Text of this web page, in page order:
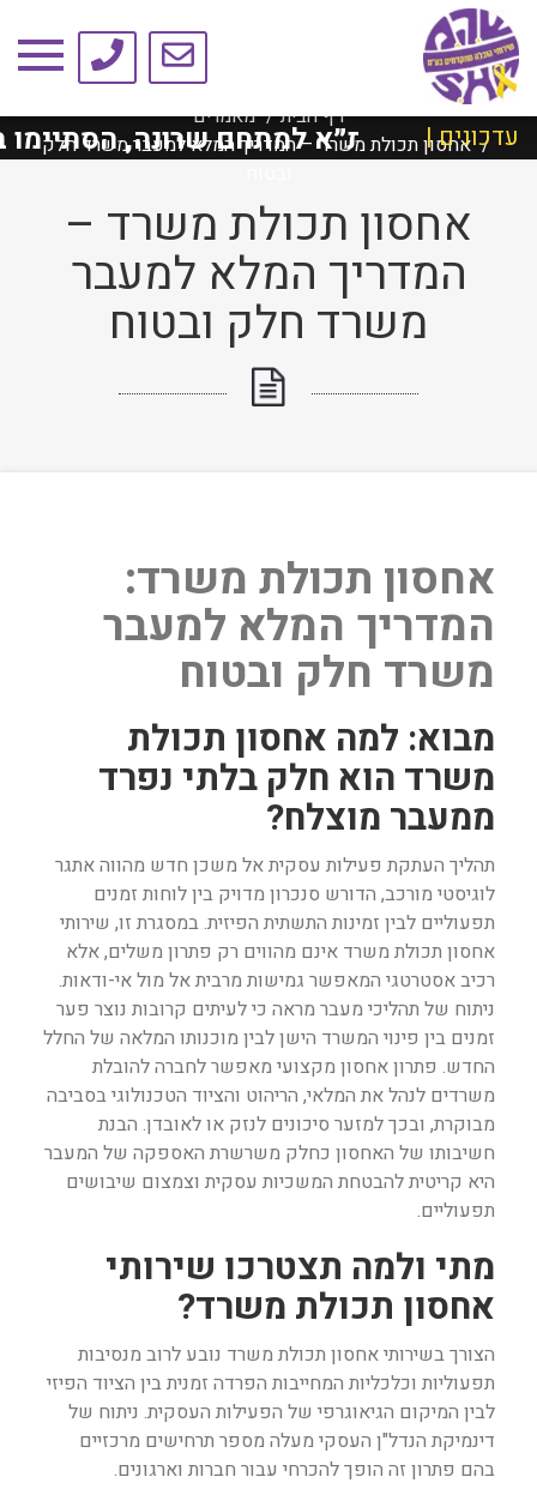
טיפים ומאמרים
דף הבית
מאמרים
אחסון תכולת משרד – המדריך המלא למעבר משרד חלקעדכונים |ת״א למתחם שרונה, הסתיימו
אחסון תכולת משרד –
המדריך המלא למעבר
משרד חלק ובטוח
אחסון תכולת משרד:
המדריך המלא למעבר
משרד חלק ובטוח
מבוא: למה אחסון תכולת
משרד הוא חלק בלתי נפרד
ממעבר מוצלח?
תהליך העתקת פעילות עסקית אל משכן חדש מהווה אתגר
לוגיסטי מורכב, הדורש סנכרון מדויק בין לוחות זמנים
תפעוליים לבין זמינות התשתית הפיזית. במסגרת זו, שירותי
אחסון תכולת משרד אינם מהווים רק פתרון משלים, אלא
רכיב אסטרטגי המאפשר גמישות מרבית אל מול אי-ודאות.
ניתוח של תהליכי מעבר מראה כי לעיתים קרובות נוצר פער
זמנים בין פינוי המשרד הישן לבין מוכנותו המלאה של החלל
החדש. פתרון אחסון מקצועי מאפשר לחברה להובלת
משרדים לנהל את המלאי, הריהוט והציוד הטכנולוגי בסביבה
מבוקרת, ובכך למזער סיכונים לנזק או לאובדן. הבנת
חשיבותו של האחסון כחלק משרשרת האספקה של המעבר
היא קריטית להבטחת המשכיות עסקית וצמצום שיבושים
תפעוליים.
מתי ולמה תצטרכו שירותי
אחסון תכולת משרד?
הצורך בשירותי אחסון תכולת משרד נובע לרוב מנסיבות
תפעוליות וכלכליות המחייבות הפרדה זמנית בין הציוד הפיזי
לבין המיקום הגיאוגרפי של הפעילות העסקית. ניתוח של
דינמיקת הנדל"ן העסקי מעלה מספר תרחישים מרכזיים
בהם פתרון זה הופך להכרחי עבור חברות וארגונים.